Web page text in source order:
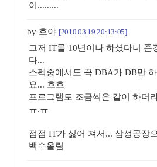
이.........
by 호야 [2010.03.19 20:13:05]
그저 IT를 10년이나 하셨다니 존
다...
스펙중에서도 꼭 DBA가 DB만
요... 흐흐
프로그램도 조금씩은 같이 하더
ㅠ.ㅠ
점점 IT가 싫어 져서... 삼성공장
백수올림